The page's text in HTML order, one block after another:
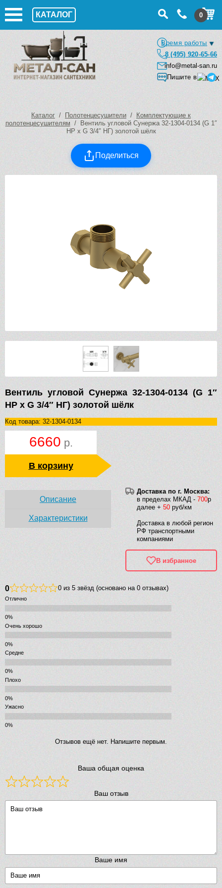
КАТАЛОГ 0
Время работы
8 (495) 920-65-66
info@metal-san.ru
Пишите в
Каталог / Полотенцесушители /
Комплектующие к
полотенцесушителям / Вентиль угловой Сунержа 32-1304-0134 (G 1″
НР х G 3/4″ НГ) золотой шёлк
Поделиться
Вентиль угловой Сунержа 32-1304-0134 (G 1″
НР х G 3/4″ НГ) золотой шёлк
Код товара: 32-1304-0134
6660 р.
В корзину
Доставка по г. Москва:
в пределах МКАД - 700р
далее + 50 руб/км
Доставка в любой регион
РФ транспортными
компаниями
В избранное
Описание
Характеристики
0 0 из 5 звёзд (основано на 0 отзывах)
Отлично
Очень хорошо
Средне
Плохо
Ужасно
Отзывов ещё нет. Напишите первым.
Ваша общая оценка
Ваш отзыв
Ваше имя